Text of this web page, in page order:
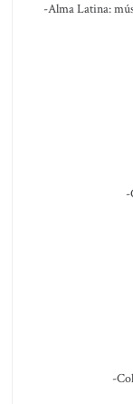
-Alma Latina:
-
-